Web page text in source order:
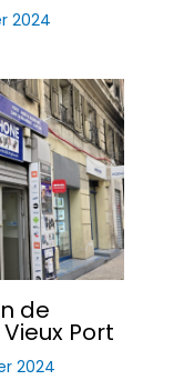
2024
de
Port
2024